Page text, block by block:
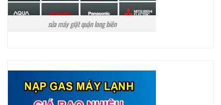
sửa máy giặt quận long biên